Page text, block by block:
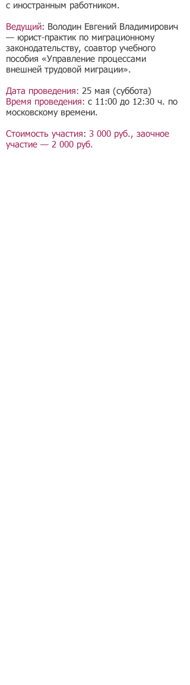
с иностранным работником.
Ведущий: Володин Евгений Владимирович
— юрист-практик по миграционному
законодательству, соавтор учебного
пособия «Управление процессами
внешней трудовой миграции».
Дата проведения: 25 мая (суббота)
Время проведения: с 11:00 до 12:30 ч. по
московскому времени.
Стоимость участия: 3 000 руб., заочное
участие — 2 000 руб.